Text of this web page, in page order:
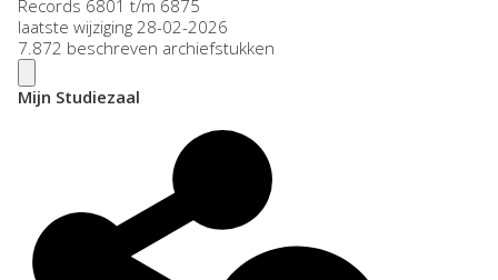
Records 6801 t/m 6875
laatste wijziging 28-02-2026
7.872 beschreven archiefstukken
Mijn Studiezaal